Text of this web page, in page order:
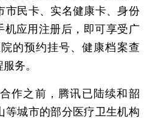
市民卡、实名健康卡、身份
机应用注册后，即可享受广
的预约挂号、健康档案查
务。
之前，腾讯已陆续和韶
等城市的部分医疗卫生机构